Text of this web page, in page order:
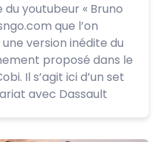
du youtubeur « Bruno
que l’on
version inédite du
proposé dans le
Il s’agit ici d’un set
avec Dassault